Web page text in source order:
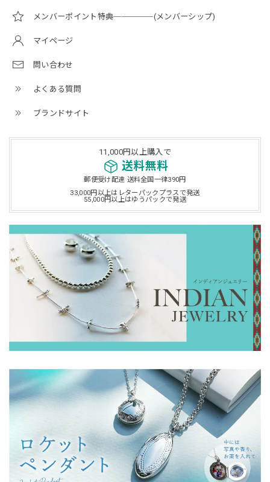
メンバーポイント特典─────(メンバーシップ)
マイページ
問い合わせ
よくある質問
ブランドサイト
11,000円以上購入で
送料無料
郵便受け配達 送料全国一律390円
33,000円以上はレターパックプラスで発送
55,000円以上はゆうパックで発送